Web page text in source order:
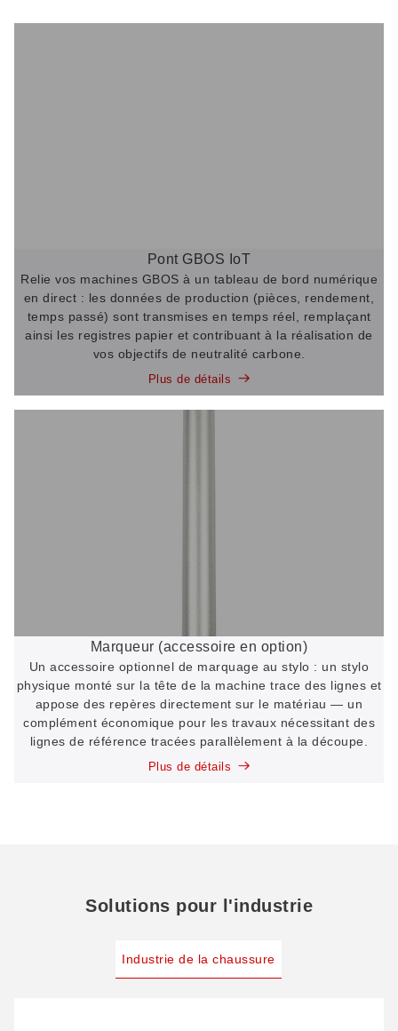
Pont GBOS IoT
Relie vos machines GBOS à un tableau de bord numérique
en direct : les données de production (pièces, rendement,
temps passé) sont transmises en temps réel, remplaçant
ainsi les registres papier et contribuant à la réalisation de
vos objectifs de neutralité carbone.
Plus de détails
Marqueur (accessoire en option)
Un accessoire optionnel de marquage au stylo : un stylo
physique monté sur la tête de la machine trace des lignes et
appose des repères directement sur le matériau — un
complément économique pour les travaux nécessitant des
lignes de référence tracées parallèlement à la découpe.
Plus de détails
Solutions pour l'industrie
Industrie de la chaussure